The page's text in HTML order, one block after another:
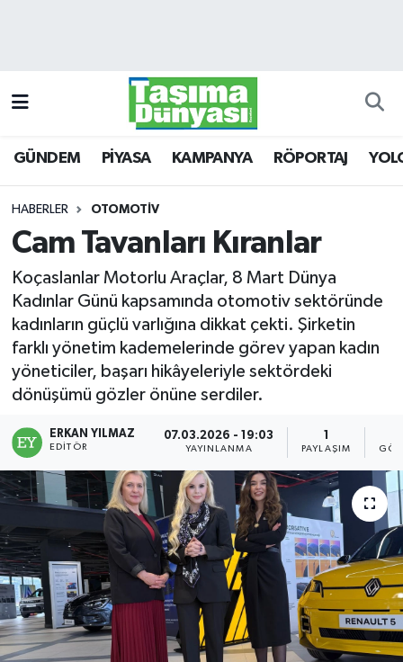
GÜNDEM PİYASA KAMPANYA RÖPORTAJ
HABERLER OTOMOTİV
Cam Tavanları Kıranlar
Koçaslanlar Motorlu Araçlar, 8 Mart Dünya
Kadınlar Günü kapsamında otomotiv sektöründe
kadınların güçlü varlığına dikkat çekti. Şirketin
farklı yönetim kademelerinde görev yapan kadın
yöneticiler, başarı hikâyeleriyle sektördeki
dönüşümü gözler önüne serdiler.
ERKAN YILMAZ
EDITÖR
07.03.2026 - 19:03
YAYINLANMA PAYLAŞIM
KAMPANYA
RÖPORTAJ
YOLCU TAŞIMA
LOJİSTİK
E-GAZETE
TAŞITLAR
Trafik Durumu
Süper Lig Puan Durumu ve Fikstür
Tüm Manşetler
Son Dakika Haberleri
Haber Arşivi